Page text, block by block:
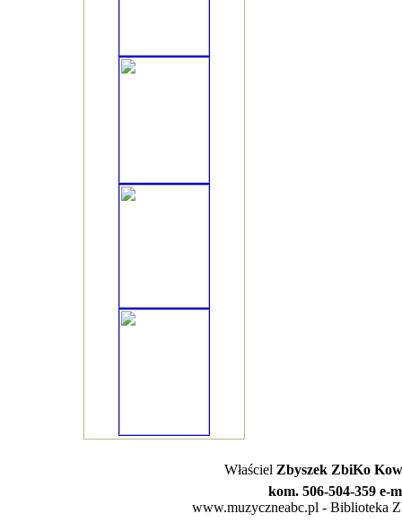
Właściel Zbyszek ZbiKo
kom. 506-504-359 e-
www.muzyczneabc.pl - Biblioteka